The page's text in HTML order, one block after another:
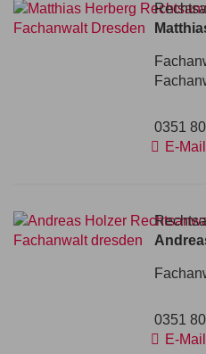
0351
E-
0351
E-